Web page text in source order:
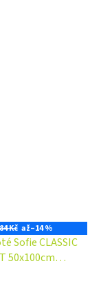
Kč až–14 %
Sofie CLASSIC
50x100cm